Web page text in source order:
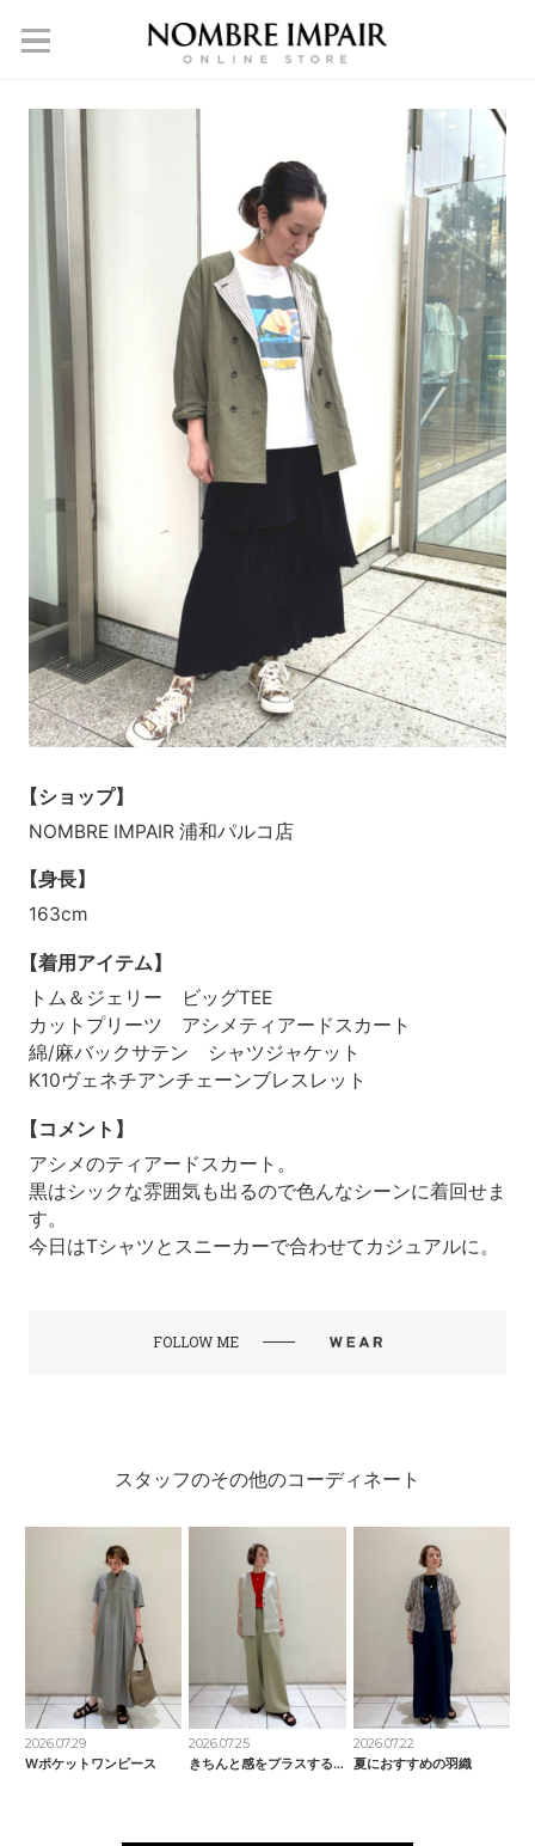
【ショップ】
NOMBRE IMPAIR 浦和パルコ店
【身長】
163cm
【着用アイテム】
トム＆ジェリー ビッグTEE
カットプリーツ アシメティアードスカート
綿/麻バックサテン シャツジャケット
K10ヴェネチアンチェーンブレスレット
【コメント】
アシメのティアードスカート。
黒はシックな雰囲気も出るので色んなシーンに着回せま
す。
今日はTシャツとスニーカーで合わせてカジュアルに。
FOLLOW ME
スタッフのその他のコーディネート
2026.07.29
Wポケットワンピース
2026.07.25
きちんと感をプラスするベスト
2026.07.22
夏におすすめの羽織